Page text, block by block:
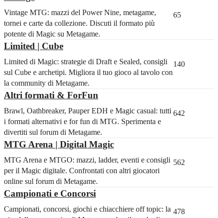
Vintage MTG: mazzi del Power Nine, metagame,
tornei e carte da collezione. Discuti il formato più
potente di Magic su Metagame.
65
Limited | Cube
Limited di Magic: strategie di Draft e Sealed, consigli
sul Cube e archetipi. Migliora il tuo gioco al tavolo con
la community di Metagame.
140
Altri formati & ForFun
Brawl, Oathbreaker, Pauper EDH e Magic casual: tutti
i formati alternativi e for fun di MTG. Sperimenta e
divertiti sul forum di Metagame.
642
MTG Arena | Digital Magic
MTG Arena e MTGO: mazzi, ladder, eventi e consigli
per il Magic digitale. Confrontati con altri giocatori
online sul forum di Metagame.
562
Campionati e Concorsi
Campionati, concorsi, giochi e chiacchiere off topic: la 478